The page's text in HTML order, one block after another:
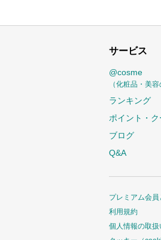
サービス
@cosme
（化粧品・美容
ランキング
ポイント・ク
ブログ
Q&A
プレミアム会員
利用規約
個人情報の取扱